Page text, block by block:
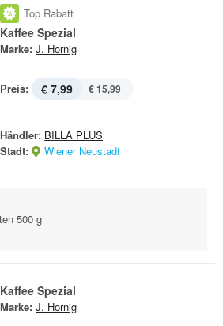
Top Rabatt
Kaffee Spezial
Marke: J. Hornig
Preis: € 7,99 € 15,99
Händler: BILLA PLUS
Stadt:
Wiener Neustadt
500 g
Kaffee Spezial
Marke: J. Hornig